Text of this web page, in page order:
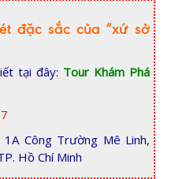
đặc sắc của “xứ sở
tại đây: Tour Khám Phá
Công Trường Mê Linh,
Hồ Chí Minh